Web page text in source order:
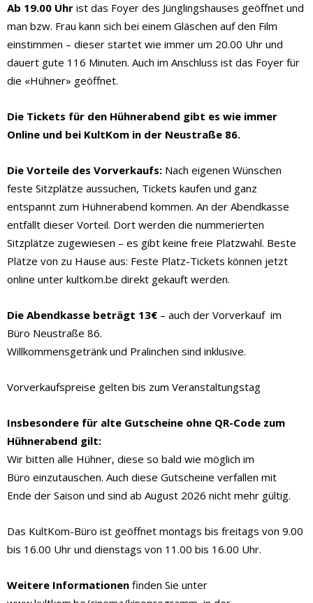
Ab 19.00 Uhr ist das Foyer des Jünglingshauses geöffnet und
man bzw. Frau kann sich bei einem Gläschen auf den Film
einstimmen – dieser startet wie immer um 20.00 Uhr und
dauert gute 116 Minuten. Auch im Anschluss ist das Foyer für
die «Hühner» geöffnet.
Die Tickets für den Hühnerabend gibt es wie immer
Online und bei KultKom in der Neustraße 86.
Die Vorteile des Vorverkaufs: Nach eigenen Wünschen
feste Sitzplätze aussuchen, Tickets kaufen und ganz
entspannt zum Hühnerabend kommen. An der Abendkasse
entfällt dieser Vorteil. Dort werden die nummerierten
Sitzplätze zugewiesen – es gibt keine freie Platzwahl. Beste
Plätze von zu Hause aus: Feste Platz-Tickets können jetzt
online unter kultkom.be direkt gekauft werden.
Die Abendkasse beträgt 13€ – auch der Vorverkauf im
Büro Neustraße 86.
Willkommensgetränk und Pralinchen sind inklusive.
Vorverkaufspreise gelten bis zum Veranstaltungstag
Insbesondere für alte Gutscheine ohne QR-Code zum
Hühnerabend gilt:
Wir bitten alle Hühner, diese so bald wie möglich im
Büro einzutauschen. Auch diese Gutscheine verfallen mit
Ende der Saison und sind ab August 2026 nicht mehr gültig.
Das KultKom-Büro ist geöffnet montags bis freitags von 9.00
bis 16.00 Uhr und dienstags von 11.00 bis 16.00 Uhr.
Weitere Informationen finden Sie unter